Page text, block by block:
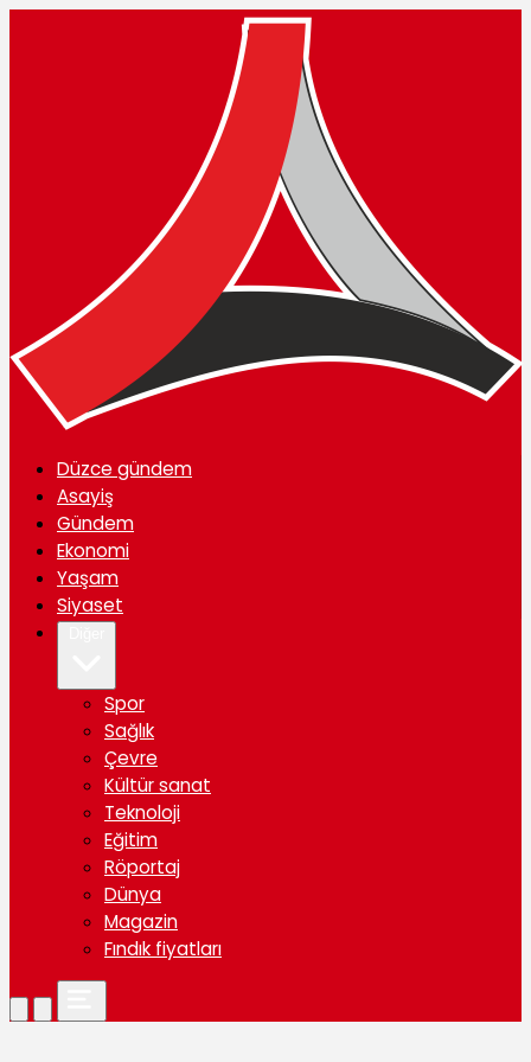
Düzce gündem
Asayiş
Gündem
Ekonomi
Yaşam
Siyaset
Spor
Sağlık
Çevre
Kültür sanat
Teknoloji
Eğitim
Röportaj
Dünya
Magazin
Fındık fiyatları